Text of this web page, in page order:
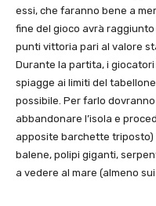
essi, che faranno bene a
fine del gioco avrà
punti vittoria pari al valore
Durante la partita, i
spiagge ai limiti del
possibile. Per farlo
abbandonare l’isola e
apposite barchette triposto)
balene, polipi giganti,
a vedere al mare (almeno